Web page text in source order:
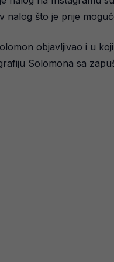
nalog što je prije
objavljivao i u
Solomona sa